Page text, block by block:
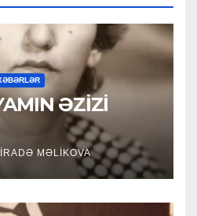
ƏZİZİ
İRADƏ MƏLIKOVA